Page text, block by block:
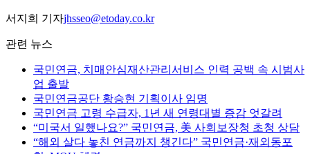
서지희 기자jhsseo@etoday.co.kr
관련 뉴스
국민연금, 치매안심재산관리서비스 인력 공백 속 시범사
업 출발
국민연금공단 황승현 기획이사 임명
국민연금 고령 수급자, 1년 새 연령대별 증감 엇갈려
“미국서 일했나요?” 국민연금, 美 사회보장청 초청 상담
“해외 살다 놓친 연금까지 챙긴다” 국민연금·재외동포